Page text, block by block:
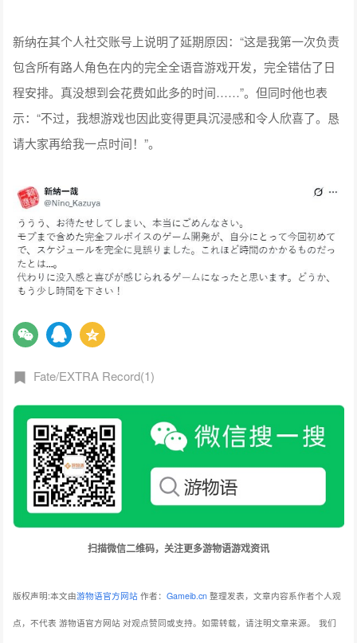
新纳在其个人社交账号上说明了延期原因：“这是我第一次负责
包含所有路人角色在内的完全全语音游戏开发，完全错估了日
程安排。真没想到会花费如此多的时间……”。但同时他也表
示：“不过，我想游戏也因此变得更具沉浸感和令人欣喜了。恳
请大家再给我一点时间！”。
Fate/EXTRA Record(1)
扫描微信二维码，关注更多游物语游戏资讯
版权声明:本文由游物语官方网站 作者：Gameib.cn 整理发表，文章内容系作者个人观
点，不代表 游物语官方网站 对观点赞同或支持。如需转载，请注明文章来源。 我们